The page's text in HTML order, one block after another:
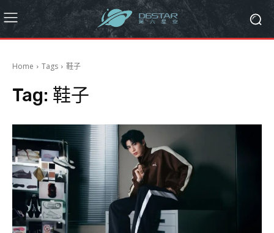
Home Tags 鞋子
Tag: 鞋子